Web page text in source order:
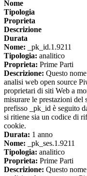
Nome
Tipologia
Proprieta
Descrizione
Durata
Nome: _pk_id.1.9211
Tipologia: analitico
Proprieta: Prime Parti
Descrizione: Questo
analisi web open source
proprietari di siti Web a
misurare le prestazioni
prefisso _pk_id è seguito
si ritiene sia un codice di
cookie.
Durata: 1 anno
Nome: _pk_ses.1.9211
Tipologia: analitico
Proprieta: Prime Parti
Descrizione: Questo